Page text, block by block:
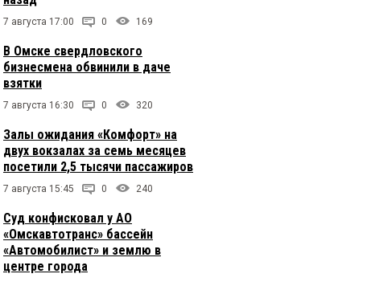
7 августа 17:00 0 169
В Омске свердловского
бизнесмена обвинили в даче
взятки
7 августа 16:30 0 320
Залы ожидания «Комфорт» на
двух вокзалах за семь месяцев
посетили 2,5 тысячи пассажиров
7 августа 15:45 0 240
Суд конфисковал у АО
«Омскавтотранс» бассейн
«Автомобилист» и землю в
центре города